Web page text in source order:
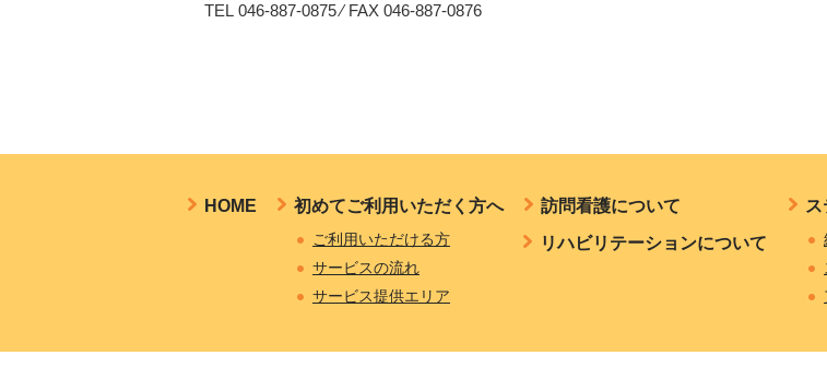
TEL 046-887-0875 ⁄ FAX 046-887-0876
HOME 初めてご利用いただく方へ
ご利用いただける方
サービスの流れ
サービス提供エリア
訪問看護について
リハビリテーションについて